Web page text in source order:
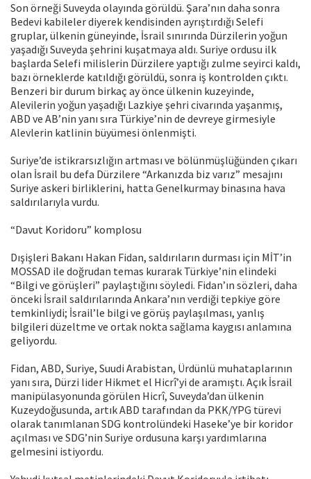
Son örneği Suveyda olayında görüldü. Şara’nın daha sonra
Bedevi kabileler diyerek kendisinden ayrıştırdığı Selefi
gruplar, ülkenin güneyinde, İsrail sınırında Dürzilerin yoğun
yaşadığı Suveyda şehrini kuşatmaya aldı. Suriye ordusu ilk
başlarda Selefi milislerin Dürzilere yaptığı zulme seyirci kaldı,
bazı örneklerde katıldığı görüldü, sonra iş kontrolden çıktı.
Benzeri bir durum birkaç ay önce ülkenin kuzeyinde,
Alevilerin yoğun yaşadığı Lazkiye şehri civarında yaşanmış,
ABD ve AB’nin yanı sıra Türkiye’nin de devreye girmesiyle
Alevlerin katlinin büyümesi önlenmişti.
Suriye’de istikrarsızlığın artması ve bölünmüşlüğünden çıkarı
olan İsrail bu defa Dürzilere “Arkanızda biz varız” mesajını
Suriye askeri birliklerini, hatta Genelkurmay binasına hava
saldırılarıyla vurdu.
“Davut Koridoru” komplosu
Dışişleri Bakanı Hakan Fidan, saldırıların durması için MİT’in
MOSSAD ile doğrudan temas kurarak Türkiye’nin elindeki
“Bilgi ve görüşleri” paylaştığını söyledi. Fidan’ın sözleri, daha
önceki İsrail saldırılarında Ankara’nın verdiği tepkiye göre
temkinliydi; İsrail’le bilgi ve görüş paylaşılması, yanlış
bilgileri düzeltme ve ortak nokta sağlama kaygısı anlamına
geliyordu.
Fidan, ABD, Suriye, Suudi Arabistan, Ürdünlü muhataplarının
yanı sıra, Dürzi lider Hikmet el Hicrî’yi de aramıştı. Açık İsrail
manipülasyonunda görülen Hicrî, Suveyda’dan ülkenin
Kuzeydoğusunda, artık ABD tarafından da PKK/YPG türevi
olarak tanımlanan SDG kontrolündeki Haseke’ye bir koridor
açılması ve SDG’nin Suriye ordusuna karşı yardımlarına
gelmesini istiyordu.